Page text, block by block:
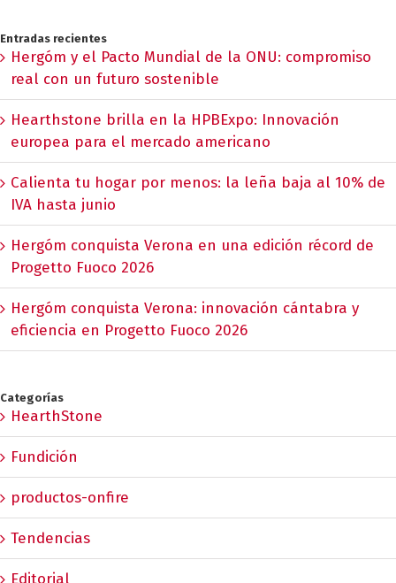
Entradas recientes
Hergóm y el Pacto Mundial de la ONU: compromiso
real con un futuro sostenible
Hearthstone brilla en la HPBExpo: Innovación
europea para el mercado americano
Calienta tu hogar por menos: la leña baja al 10% de
IVA hasta junio
Hergóm conquista Verona en una edición récord de
Progetto Fuoco 2026
Hergóm conquista Verona: innovación cántabra y
eficiencia en Progetto Fuoco 2026
Categorías
HearthStone
Fundición
productos-onfire
Tendencias
Editorial